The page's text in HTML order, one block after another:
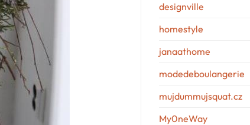
designville
homestyle
janaathome
modedeboulangerie
mujdummujsquat.cz
My0neWay